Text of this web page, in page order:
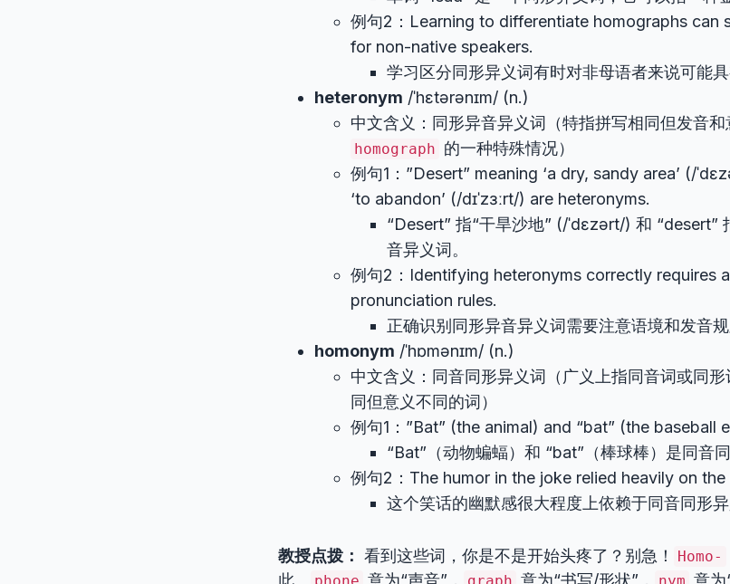
例句2：Learning to differentiate homographs can
for non-native speakers.
学习区分同形异义词有时对非母语者来说可能具
heteronym /ˈhɛtərənɪm/ (n.)
中文含义：同形异音异义词（特指拼写相同但发音
homograph 的一种特殊情况）
例句1：”Desert” meaning ‘a dry, sandy area’ (/
‘to abandon’ (/dɪˈzɜːrt/) are heteronyms.
“Desert” 指“干旱沙地” (/ˈdɛzərt/) 和 “desert”
音异义词。
例句2：Identifying heteronyms correctly requires
pronunciation rules.
正确识别同形异音异义词需要注意语境和发音规
homonym /ˈhɒmənɪm/ (n.)
中文含义：同音同形异义词（广义上指同音词或同
同但意义不同的词）
例句1：”Bat” (the animal) and “bat” (the baseball
“Bat”（动物蝙蝠）和 “bat”（棒球棒）是同音同
例句2：The humor in the joke relied heavily on
这个笑话的幽默感很大程度上依赖于同音同形异
教授点拨： 看到这些词，你是不是开始头疼了？别急！ Homo-
此。
phone 意为“声音”， graph 意为“书写/形状”， nym 意为